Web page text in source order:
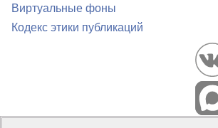
Виртуальные фоны
Кодекс этики публикаций